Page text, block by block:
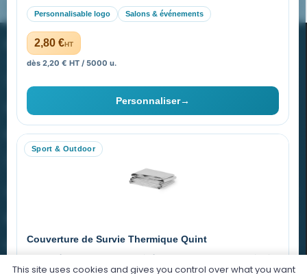
Personnalisable logo Salons & événements
2,80 €HT
dès 2,20 € HT / 5000 u.
Personnaliser→
Sport & Outdoor
Couverture de Survie Thermique Quint
Imperméable et coupe-vent, idéale pour le sport et le plein air.
Pourquoi ça a marché à 100% pour moi ?
PROMENOCH GOODIES
40 rue Madeleine Michelis
92 200 Neuilly
NOTRE SOCIÉTÉ
This site uses cookies and gives you control over what you want